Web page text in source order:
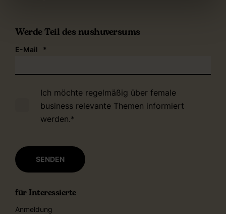
Werde Teil des nushuversums
E-Mail *
Ich möchte regelmäßig über female
business relevante Themen informiert
werden.*
für Interessierte
Anmeldung